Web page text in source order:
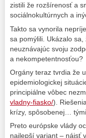
zistili že rozšírenosť a
sociálnokultúrnych a
Takto sa vynorila
sa pomýlili. Ukázalo
neuznávajúc svoju
a nekompetentnosťou?
Orgány teraz tvrdia že
epidemiologickej
principiálne vôbec
vladny-fiasko/).
krízy, spôsobenej…
Preto európske vlády
najlepší variant – nájsť